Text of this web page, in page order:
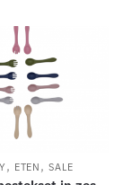
, ETEN ,SALE